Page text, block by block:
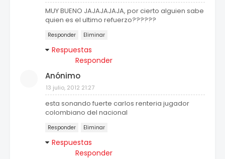
MUY BUENO JAJAJAJAJA, por cierto alguien sabe
quien es el ultimo refuerzo??????
Responder Eliminar
Respuestas
Responder
Anónimo
13 julio, 2012 21:27
esta sonando fuerte carlos renteria jugador
colombiano del nacional
Responder Eliminar
Respuestas
Responder